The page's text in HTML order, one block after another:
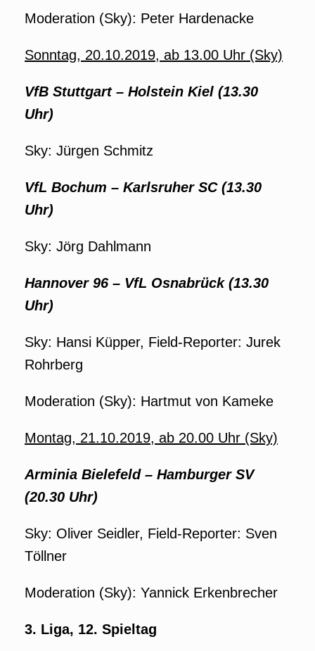
Moderation (Sky): Peter Hardenacke
Sonntag, 20.10.2019, ab 13.00 Uhr (Sky)
VfB Stuttgart – Holstein Kiel (13.30
Uhr)
Sky: Jürgen Schmitz
VfL Bochum – Karlsruher SC (13.30
Uhr)
Sky: Jörg Dahlmann
Hannover 96 – VfL Osnabrück (13.30
Uhr)
Sky: Hansi Küpper, Field-Reporter: Jurek
Rohrberg
Moderation (Sky): Hartmut von Kameke
Montag, 21.10.2019, ab 20.00 Uhr (Sky)
Arminia Bielefeld – Hamburger SV
(20.30 Uhr)
Sky: Oliver Seidler, Field-Reporter: Sven
Töllner
Moderation (Sky): Yannick Erkenbrecher
3. Liga, 12. Spieltag